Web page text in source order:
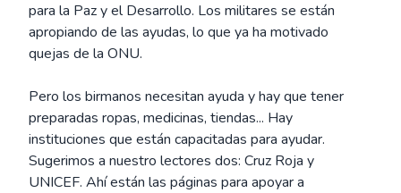
para la Paz y el Desarrollo. Los militares se están
apropiando de las ayudas, lo que ya ha motivado
quejas de la ONU.
Pero los birmanos necesitan ayuda y hay que tener
preparadas ropas, medicinas, tiendas... Hay
instituciones que están capacitadas para ayudar.
Sugerimos a nuestro lectores dos: Cruz Roja y
UNICEF. Ahí están las páginas para apoyar a